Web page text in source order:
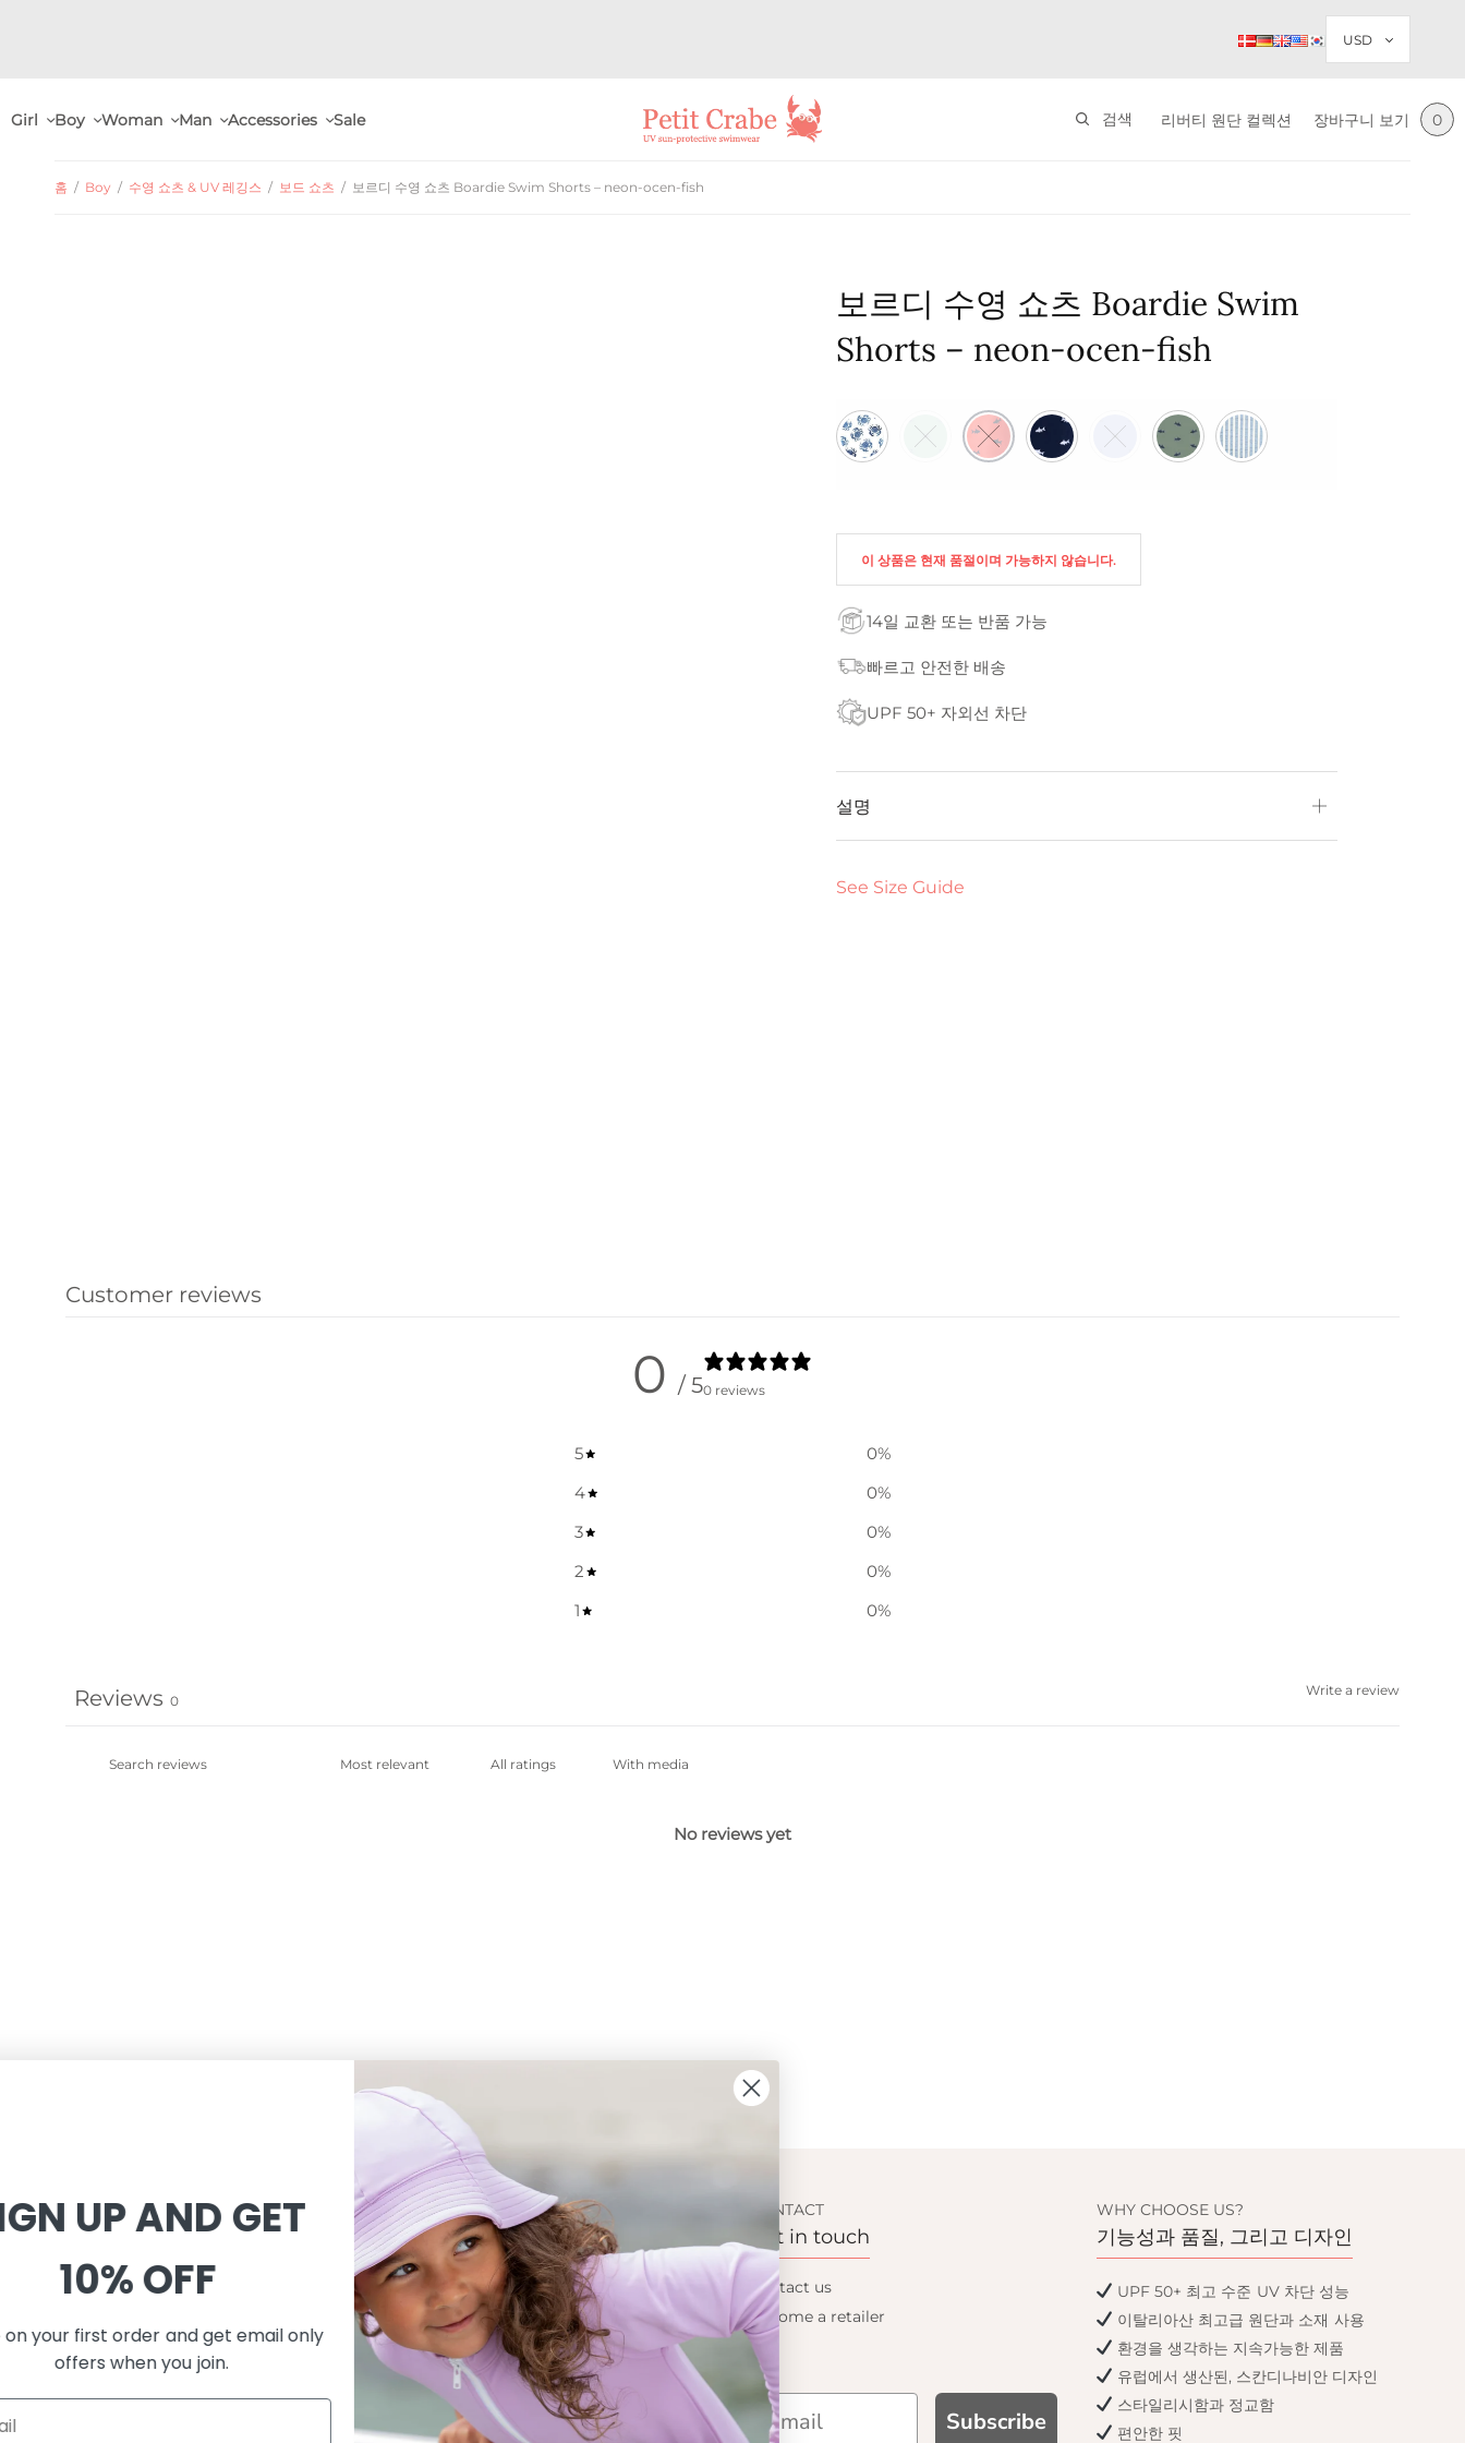
Girl Boy Woman Man Accessories Sale 검색 리버티 원단 컬렉션 장바구니 보기 0
홈 / Boy / 수영 쇼츠 & UV 레깅스 / 보드 쇼츠 / 보르디 수영 쇼츠 Boardie Swim Shorts – neon-ocen-fish
보르디 수영 쇼츠 Boardie Swim
Shorts – neon-ocen-fish
이 상품은 현재 품절이며 가능하지 않습니다.
14일 교환 또는 반품 가능
빠르고 안전한 배송
UPF 50+ 자외선 차단
설명
See Size Guide
Customer reviews
0 / 50 reviews
5 0%
4
0%
3
0%
2
0%
1
0%
Write a review
Reviews 0
With media
No reviews yet
CUSTOMER SERVICE
Shopping
이용약관
반품교환
개인정보처리방침
FAQ
INFORMATION
About
About Petit Crabe
지속가능성
수영복 관리
자외선 차단 기능성
제품 특성
CONTACT
Get in touch
Contact us
Become a retailer
Subscribe
WHY CHOOSE US?
기능성과 품질, 그리고 디자인
UPF 50+ 최고 수준 UV 차단 성능
이탈리아산 최고급 원단과 소재 사용
환경을 생각하는 지속가능한 제품
유럽에서 생산된, 스칸디나비안 디자인
스타일리시함과 정교함
편안한 핏
SIGN UP AND GET
10% OFF
Save on your first order and get email only
offers when you join.